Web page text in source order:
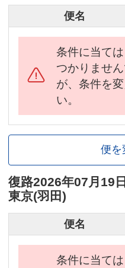
便名
条件に当て
つかりませ
が、条件を
い。
便を
復路2026年07月19
東京(羽田)
便名
条件に当て